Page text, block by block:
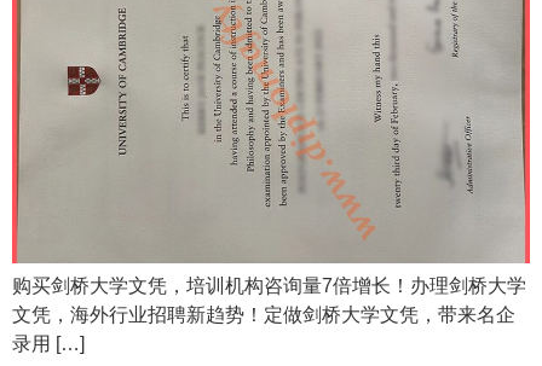
购买剑桥大学文凭，培训机构咨询量7倍增长！办理剑桥大学
文凭，海外行业招聘新趋势！定做剑桥大学文凭，带来名企
录用 […]